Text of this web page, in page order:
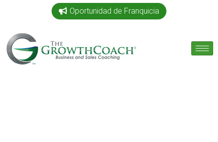
Oportunidad de Franquicia